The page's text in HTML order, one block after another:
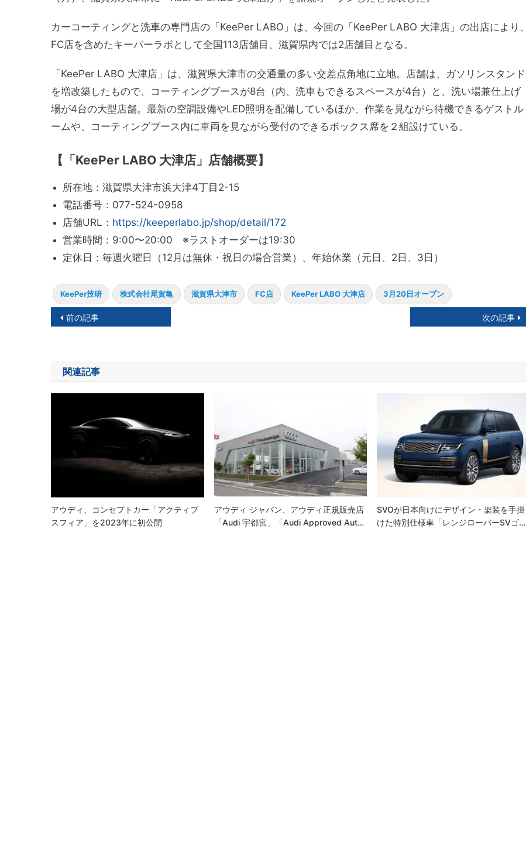
カーコーティングと洗車の専門店の「KeePer LABO」は、今回の「KeePer LABO 大津店」の出店により、
FC店を含めたキーパーラボとして全国113店舗目、滋賀県内では2店舗目となる。
「KeePer LABO 大津店」は、滋賀県大津市の交通量の多い交差点角地に立地。店舗は、ガソリンスタンド
を増改築したもので、コーティングブースが8台（内、洗車もできるスペースが4台）と、洗い場兼仕上げ
場が4台の大型店舗。最新の空調設備やLED照明を配備しているほか、作業を見ながら待機できるゲストル
ームや、コーティングブース内に車両を見ながら受付のできるボックス席を２組設けている。
【「KeePer LABO 大津店」店舗概要】
所在地：滋賀県大津市浜大津4丁目2-15
電話番号：077-524-0958
店舗URL： https://keeperlabo.jp/shop/detail/172
営業時間：9:00〜20:00 ※ラストオーダーは19:30
定休日：毎週火曜日（12月は無休・祝日の場合営業）、年始休業（元日、2日、3日）
KeePer技研 株式会社尾賀亀 滋賀県大津市 FC店 KeePer LABO 大津店 3月20日オープン
投
ナ
ビ
シ
ン
前の記事 次の記事
関連記事
アウディ、コンセプトカー「アクティブ
スフィア」を2023年に初公開
アウディ ジャパン、アウディ正規販売店
「Audi 宇都宮」「Audi Approved Aut…
SVOが日本向けにデザイン・架装を手掛
けた特別仕様車「レンジローバーSVゴ…